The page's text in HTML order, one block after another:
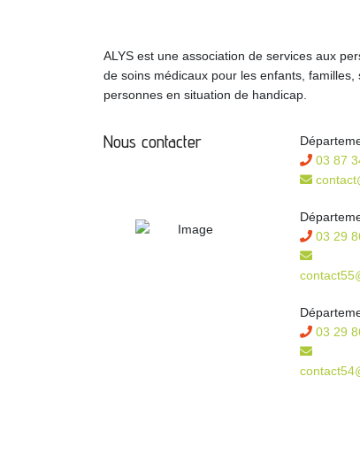
ALYS est une association de services aux
de soins médicaux pour les enfants, familles,
personnes en situation de handicap.
Nous contacter
03 87
03 29
03 29